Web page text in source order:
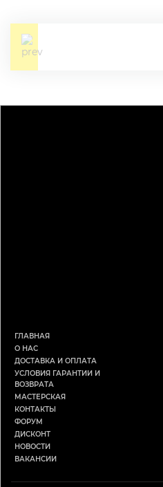
ГЛАВНАЯ
О НАС
ДОСТАВКА И ОПЛАТА
УСЛОВИЯ ГАРАНТИИ И
ВОЗВРАТА
МАСТЕРСКАЯ
КОНТАКТЫ
ФОРУМ
ДИСКОНТ
НОВОСТИ
ВАКАНСИИ